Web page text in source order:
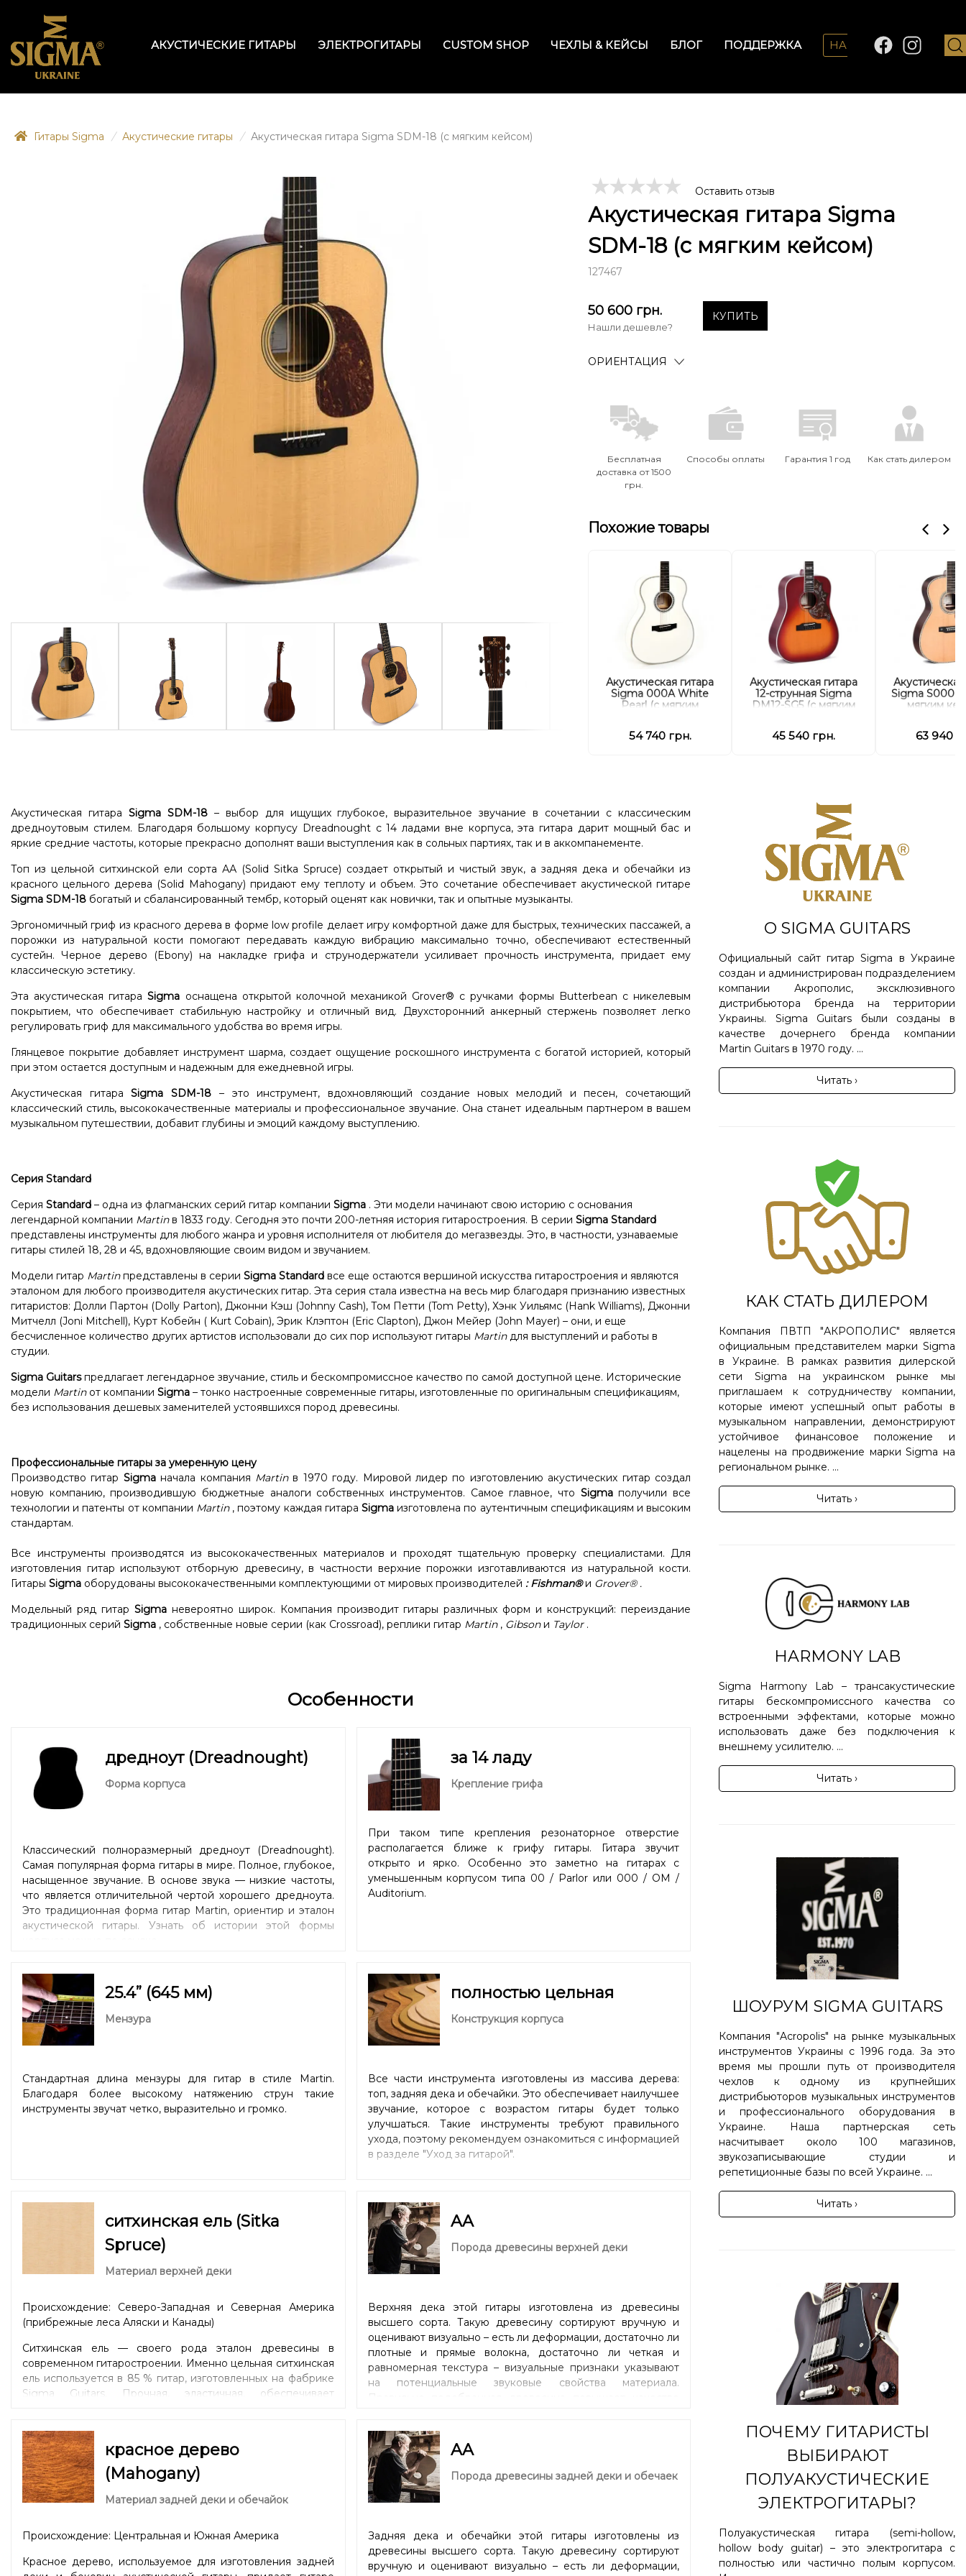
АКУСТИЧЕСКИЕ ГИТАРЫ ЭЛЕКТРОГИТАРЫ CUSTOM SHOP ЧЕХЛЫ & КЕЙСЫ БЛОГ ПОДДЕРЖКА HARMONY LAB
Гитары Sigma / Акустические гитары / Акустическая гитара Sigma SDM-18 (с мягким кейсом)
Оставить отзыв
Акустическая гитара Sigma
SDM-18 (с мягким кейсом)
127467
50 600 грн.
Нашли дешевле?
КУПИТЬ
ОРИЕНТАЦИЯ
Бесплатная
доставка от 1500
грн.
Способы оплаты Гарантия 1 год Как стать дилером
Похожие товары
Акустическая гитара
Sigma 000A White
Pearl (с мягким
54 740 грн.
Акустическая гитара
12-струнная Sigma
DM12-SG5 (с мягким
45 540 грн.
Sigma
мягким
63 940
Акустическая гитара Sigma SDM-18– выбор для ищущих глубокое, выразительное звучание в сочетании с классическим
дредноутовым стилем. Благодаря большому корпусу Dreadnought с 14 ладами вне корпуса, эта гитара дарит мощный бас и
яркие средние частоты, которые прекрасно дополнят ваши выступления как в сольных партиях, так и в аккомпанементе.
Топ из цельной ситхинской ели сорта АА (Solid Sitka Spruce) создает открытый и чистый звук, а задняя дека и обечайки из
красного цельного дерева (Solid Mahogany) придают ему теплоту и объем. Это сочетание обеспечивает акустической гитаре
Sigma SDM-18 богатый и сбалансированный тембр, который оценят как новички, так и опытные музыканты.
Эргономичный гриф из красного дерева в форме low profile делает игру комфортной даже для быстрых, технических пассажей, а
порожки из натуральной кости помогают передавать каждую вибрацию максимально точно, обеспечивают естественный
сустейн. Черное дерево (Ebony) на накладке грифа и струнодержатели усиливает прочность инструмента, придает ему
классическую эстетику.
Эта акустическая гитараSigma оснащена открытой колочной механикой Grover® с ручками формы Butterbean с никелевым
покрытием, что обеспечивает стабильную настройку и отличный вид. Двухсторонний анкерный стержень позволяет легко
регулировать гриф для максимального удобства во время игры.
Глянцевое покрытие добавляет инструмент шарма, создает ощущение роскошного инструмента с богатой историей, который
при этом остается доступным и надежным для ежедневной игры.
Акустическая гитараSigma SDM-18 – это инструмент, вдохновляющий создание новых мелодий и песен, сочетающий
классический стиль, высококачественные материалы и профессиональное звучание. Она станет идеальным партнером в вашем
музыкальном путешествии, добавит глубины и эмоций каждому выступлению.
Серия Standard
Серия Standard – одна из флагманских серий гитар компании Sigma . Эти модели начинают свою историю с основания
легендарной компании Martinв 1833 году. Сегодня это почти 200-летняя история гитаростроения. В серии Sigma Standard
представлены инструменты для любого жанра и уровня исполнителя от любителя до мегазвезды. Это, в частности, узнаваемые
гитары стилей 18, 28 и 45, вдохновляющие своим видом и звучанием.
Модели гитар Martinпредставлены в серии Sigma Standard все еще остаются вершиной искусства гитаростроения и являются
эталоном для любого производителя акустических гитар. Эта серия стала известна на весь мир благодаря признанию известных
гитаристов: Долли Партон (Dolly Parton), Джонни Кэш (Johnny Cash), Том Петти (Tom Petty), Хэнк Уильямс (Hank Williams), Джонни
Митчелл (Joni Mitchell), Курт Кобейн ( Kurt Cobain), Эрик Клэптон (Eric Clapton), Джон Мейер (John Mayer) – они, и еще
бесчисленное количество других артистов использовали до сих пор используют гитары Martinдля выступлений и работы в
студии.
Sigma Guitarsпредлагает легендарное звучание, стиль и бескомпромиссное качество по самой доступной цене. Исторические
модели Martinот компании Sigma – тонко настроенные современные гитары, изготовленные по оригинальным спецификациям,
без использования дешевых заменителей устоявшихся пород древесины.
Профессиональные гитары за умеренную цену
Производство гитар Sigmaначала компания Martinв 1970 году. Мировой лидер по изготовлению акустических гитар создал
новую компанию, производившую бюджетные аналоги собственных инструментов. Самое главное, что Sigmaполучили все
технологии и патенты от компании Martin, поэтому каждая гитара Sigmaизготовлена ​​по аутентичным спецификациям и высоким
стандартам.
Все инструменты производятся из высококачественных материалов и проходят тщательную проверку специалистами. Для
изготовления гитар используют отборную древесину, в частности верхние порожки изготавливаются из натуральной кости.
Гитары Sigma оборудованы высококачественными комплектующими от мировых производителей :Fishman® и Grover® .
Модельный ряд гитар Sigmaневероятно широк. Компания производит гитары различных форм и конструкций: переиздание
традиционных серий Sigma , собственные новые серии (как Crossroad), реплики гитар Martin, Gibsonи Taylor.
Особенности
дредноут (Dreadnought)
Форма корпуса
Классический полноразмерный дредноут (Dreadnought).
Самая популярная форма гитары в мире. Полное, глубокое,
насыщенное звучание. В основе звука — низкие частоты,
что является отличительной чертой хорошего дредноута.
Это традиционная форма гитар Martin, ориентир и эталон
акустической гитары. Узнать об истории этой формы
за 14 ладу
Крепление грифа
При таком типе крепления резонаторное отверстие
располагается ближе к грифу гитары. Гитара звучит
открыто и ярко. Особенно это заметно на гитарах с
уменьшенным корпусом типа 00 / Parlor или 000 / OM /
Auditorium.
25.4” (645 мм)
Мензура
Стандартная длина мензуры для гитар в стиле Martin.
Благодаря более высокому натяжению струн такие
инструменты звучат четко, выразительно и громко.
полностью цельная
Конструкция корпуса
Все части инструмента изготовлены из массива дерева:
топ, задняя дека и обечайки. Это обеспечивает наилучшее
звучание, которое с возрастом гитары будет только
улучшаться. Такие инструменты требуют правильного
ухода, поэтому рекомендуем ознакомиться с информацией
в разделе "Уход за гитарой".
ситхинская ель (Sitka
Spruce)
Материал верхней деки
Происхождение: Северо-Западная и Северная Америка
(прибрежные леса Аляски и Канады)
Ситхинская ель — своего рода эталон древесины в
современном гитаростроении. Именно цельная ситхинская
ель используется в 85 % гитар, изготовленных на фабрике
Sigma Guitars. Прочная, эластичная, обеспечивает
моделей уменьшенных форм 00 / Parlor или 000 / OM /
Auditorium. Древесина одинаково хорошо подойдет для
игры боем и игры пальцами в стиле «fingerstyle».
Ситхенская ель – личный фаворит главы компании Sigma,
Гюнтера Лютца.
AA
Порода древесины верхней деки
Верхняя дека этой гитары изготовлена из древесины
высшего сорта. Такую древесину сортируют вручную и
оценивают визуально – есть ли деформации, достаточно ли
плотные и прямые волокна, достаточно ли четкая и
равномерная текстура – визуальные признаки указывают
на потенциальные звуковые свойства материала.
верхнюю деку можно сделать тоньше. Это дает более
длительный сустейн и, в руках мастера, просто
потрясающие гитарные обертоны.
красное дерево
(Mahogany)
Материал задней деки и обечайок
Происхождение: Центральная и Южная Америка
Красное дерево, используемое для изготовления задней
AA
Порода древесины задней деки и обечаек
Задняя дека и обечайки этой гитары изготовлены из
древесины высшего сорта. Такую древесину сортируют
вручную и оценивают визуально – есть ли деформации,
О SIGMA GUITARS
Официальный сайт гитар Sigma в Украине
создан и администрирован подразделением
компании Акрополис, эксклюзивного
дистрибьютора бренда на территории
Украины. Sigma Guitars были созданы в
качестве дочернего бренда компании
Martin Guitars в 1970 году. ...
Читать ›
КАК СТАТЬ ДИЛЕРОМ
Компания ПВТП "АКРОПОЛИС" является
официальным представителем марки Sigma
в Украине. В рамках развития дилерской
сети Sigma на украинском рынке мы
приглашаем к сотрудничеству компании,
которые имеют успешный опыт работы в
музыкальном направлении, демонстрируют
устойчивое финансовое положение и
нацелены на продвижение марки Sigma на
региональном рынке. ...
Читать ›
HARMONY LAB
Sigma Harmony Lab – трансакустические
гитары бескомпромиссного качества со
встроенными эффектами, которые можно
использовать даже без подключения к
внешнему усилителю. ...
Читать ›
ШОУРУМ SIGMA GUITARS
Компания "Acropolis" на рынке музыкальных
инструментов Украины с 1996 года. За это
время мы прошли путь от производителя
чехлов к одному из крупнейших
дистрибьюторов музыкальных инструментов
и профессионального оборудования в
Украине. Наша партнерская сеть
насчитывает около 100 магазинов,
звукозаписывающие студии и
репетиционные базы по всей Украине. ...
Читать ›
ПОЧЕМУ ГИТАРИСТЫ
ВЫБИРАЮТ
ПОЛУАКУСТИЧЕСКИЕ
ЭЛЕКТРОГИТАРЫ?
Полуакустическая гитара (semi-hollow,
hollow body guitar) – это электрогитара с
полностью или частично полым корпусом.